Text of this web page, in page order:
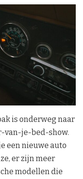
is onderweg naar
van-je-bed-show.
een nieuwe auto
er zijn meer
modellen die